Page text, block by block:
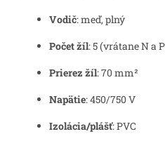
Vodič: meď, plný
Počet žíl: 5 (vrátane N a
Prierez žíl: 70 mm²
Napätie: 450/750 V
Izolácia/plášť: PVC